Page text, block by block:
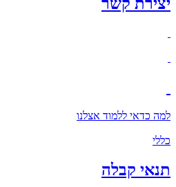
למה כדאי ללמוד אצלנו
כללי
תנאי קבלה